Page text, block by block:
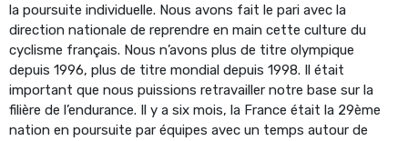
la poursuite individuelle. Nous avons fait le pari avec la
direction nationale de reprendre en main cette culture du
cyclisme français. Nous n’avons plus de titre olympique
depuis 1996, plus de titre mondial depuis 1998. Il était
important que nous puissions retravailler notre base sur la
filière de l’endurance. Il y a six mois, la France était la 29ème
nation en poursuite par équipes avec un temps autour de